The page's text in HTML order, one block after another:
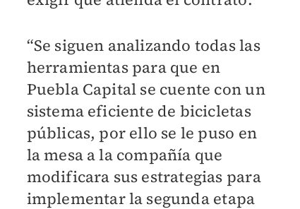
“Se siguen analizando todas las
herramientas para que en
Puebla Capital se cuente con un
sistema eficiente de bicicletas
públicas, por ello se le puso en
la mesa a la compañía que
modificara sus estrategias para
implementar la segunda etapa